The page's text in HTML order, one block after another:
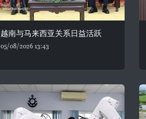
越南与马来西亚关系日益活跃
05/08/2026 13:43